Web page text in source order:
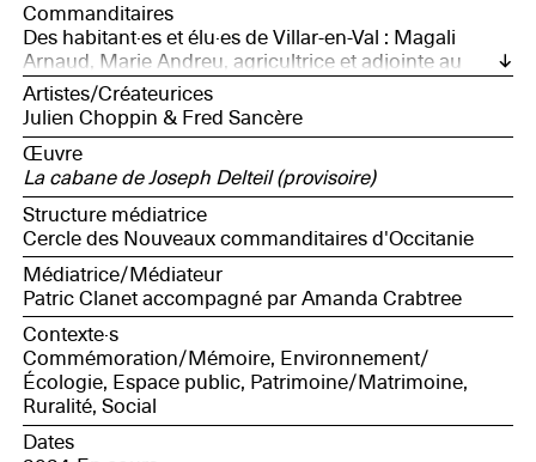
Commanditaires
Des habitant·es et élu·es de Villar-en-Val : Magali
Arnaud, Marie Andreu, agricultrice et adjointe au
maire, Marie Claude Treilhou, réalisatrice, Jean-Luc
Rollot, agent de l’ONF, Anne Laurent, membre de
l’association Vill’art - et habitant·es de villages voisins :
Sylvie Magri, secrétaire de Vill’art, Patricia Pailleaud-
Pintenet, chargée de projets culturels, Florence
Crouzat, chargée de prospectives territoriales à
Carcassonne Agglo, Gerard Pourdhomme, président
de Vill’art, chanteur et poète occitan.
Artistes/Créateurices
Julien Choppin & Fred Sancère
Œuvre
La cabane de Joseph Delteil (provisoire)
Structure médiatrice
Cercle des Nouveaux commanditaires d'Occitanie
Médiatrice/Médiateur
Patric Clanet accompagné par Amanda Crabtree
Contexte·s
Commémoration/Mémoire, Environnement/
Écologie, Espace public, Patrimoine/Matrimoine,
Ruralité, Social
Dates